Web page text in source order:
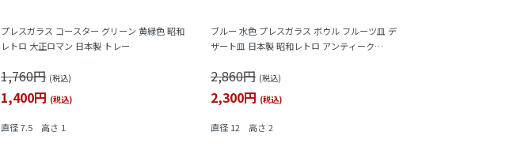
プレスガラス コースター グリーン 黄緑色 昭和
レトロ 大正ロマン 日本製 トレー
1,760円 (税込)
1,400円 (税込)
直径 7.5 高さ 1
ブルー 水色 プレスガラス ボウル フルーツ皿 デ
ザート皿 日本製 昭和レトロ アンティーク
2,860円 (税込)
2,300円 (税込)
直径 12 高さ 2